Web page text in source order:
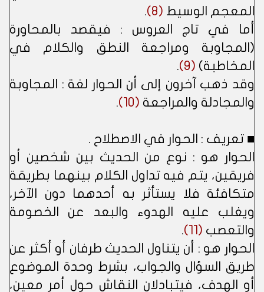
المعجم الوسيط (8)
.
أما في تاج العروس : فيقصد بالمحاورة
(المجاوبة ومراجعة النطق والكلام في
المخاطبة) (9)
.
وقد ذهب آخرون إلى أن الحوار لغة : المجاوبة
والمجادلة والمراجعة (10)
.
■ تعريف : الحوار في الاصطلاح .
الحوار هو : نوع من الحديث بين شخصين أو
فريقين، يتم فيه تداول الكلام بينهما بطريقة
متكافئة فلا يستأثر به أحدهما دون الآخر،
ويغلب عليه الهدوء والبعد عن الخصومة
والتعصب (11)
.
الحوار هو : أن يتناول الحديث طرفان أو أكثر عن
طريق السؤال والجواب، بشرط وحدة الموضوع
أو الهدف، فيتبادلان النقاش حول أمر معين،